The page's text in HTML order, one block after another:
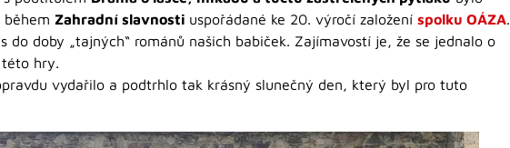
během Zahradní slavnosti uspořádané ke 20. výročí založení spolku OÁZA.
doby „tajných“ románů našich babiček. Zajímavostí je, že se jednalo o
hry.
vydařilo a podtrhlo tak krásný slunečný den, který byl pro tuto